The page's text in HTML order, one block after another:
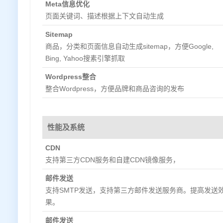
Meta信息优化
页面关键词、描述根据上下文自动生成
Sitemap
商品，分类和页面信息自动生成sitemap，方便Google,
Bing, Yahoo搜素引擎抓取
Wordpress整合
整合Wordpress，方便品牌和商品咨询的发布
性能及系统
CDN
支持第三方CDN服务和自建CDN镜像服务，
邮件发送
支持SMTP发送，支持第三方邮件发送服务商。提高发送
果。
邮件发送